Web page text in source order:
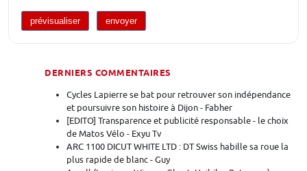
DERNIERS COMMENTAIRES
Cycles Lapierre se bat pour retrouver son indépendance
et poursuivre son histoire à Dijon - Fabher
[EDITO] Transparence et publicité responsable - le choix
de Matos Vélo - Exyu Tv
ARC 1100 DICUT WHITE LTD : DT Swiss habille sa roue la
plus rapide de blanc - Guy